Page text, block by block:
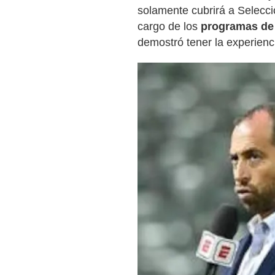
solamente cubrirá a
cargo de los programas
demostró tener la